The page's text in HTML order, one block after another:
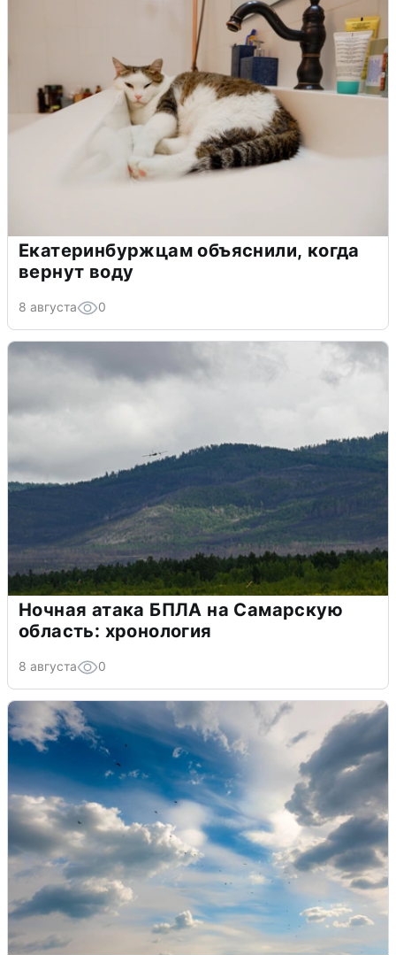
Екатеринбуржцам объяснили, когда
вернут воду
8 августа 0
Ночная атака БПЛА на Самарскую
область: хронология
8 августа 0